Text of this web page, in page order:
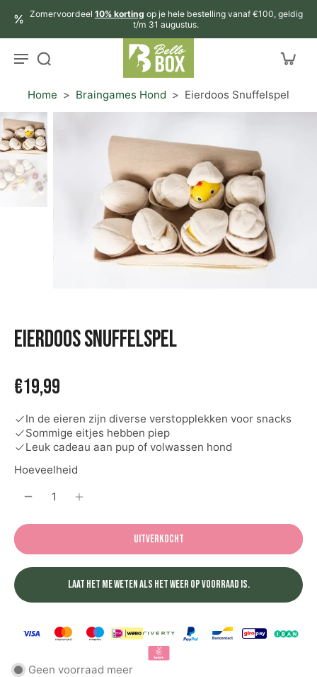
Zomervoordeel 10% korting op je hele bestelling vanaf €100, geldig
t/m 31 augustus.
Home > Braingames Hond > Eierdoos Snuffelspel
Eierdoos snuffelspel
€19,99
In de eieren zijn diverse verstopplekken voor snacks
Sommige eitjes hebben piep
Leuk cadeau aan pup of volwassen hond
Hoeveelheid
Uitverkocht
Laat het me weten als het weer op voorraad is.
Geen voorraad meer